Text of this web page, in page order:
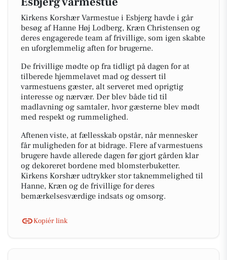
Kirkens Korshær Varmestue i Esbjerg havde i går
besøg af Hanne Høj Lodberg, Kræn Christensen og
deres engagerede team af frivillige, som igen skabte
en uforglemmelig aften for brugerne.
De frivillige mødte op fra tidligt på dagen for at
tilberede hjemmelavet mad og dessert til
varmestuens gæster, alt serveret med oprigtig
interesse og nærvær. Der blev både tid til
madlavning og samtaler, hvor gæsterne blev mødt
med respekt og rummelighed.
Aftenen viste, at fællesskab opstår, når mennesker
får muligheden for at bidrage. Flere af varmestuens
brugere havde allerede dagen før gjort gården klar
og dekoreret bordene med blomsterbuketter.
Kirkens Korshær udtrykker stor taknemmelighed til
Hanne, Kræn og de frivillige for deres
bemærkelsesværdige indsats og omsorg.
Kopiér link